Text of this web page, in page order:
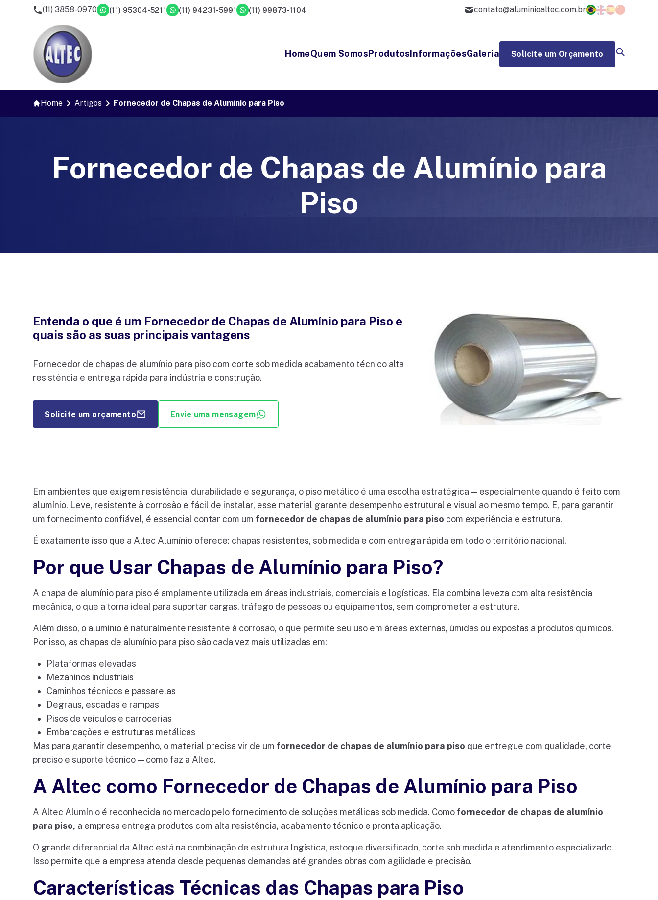
(11) 3858-0970 (11) 95304-5211 (11) 94231-5991 (11) 99873-1104 contato@aluminioaltec.com.br
HomeQuem SomosProdutosInformaçõesGaleria Solicite um Orçamento
Home Artigos Fornecedor de Chapas de Alumínio para Piso
Fornecedor de Chapas de Alumínio para
Piso
Entenda o que é um Fornecedor de Chapas de Alumínio para Piso e
quais são as suas principais vantagens
Fornecedor de chapas de alumínio para piso com corte sob medida acabamento técnico alta
resistência e entrega rápida para indústria e construção.
Solicite um orçamento Envie uma mensagem
Em ambientes que exigem resistência, durabilidade e segurança, o piso metálico é uma escolha estratégica — especialmente quando é feito com
alumínio. Leve, resistente à corrosão e fácil de instalar, esse material garante desempenho estrutural e visual ao mesmo tempo. E, para garantir
um fornecimento confiável, é essencial contar com um fornecedor de chapas de alumínio para piso com experiência e estrutura.
É exatamente isso que a Altec Alumínio oferece: chapas resistentes, sob medida e com entrega rápida em todo o território nacional.
Por que Usar Chapas de Alumínio para Piso?
A chapa de alumínio para piso é amplamente utilizada em áreas industriais, comerciais e logísticas. Ela combina leveza com alta resistência
mecânica, o que a torna ideal para suportar cargas, tráfego de pessoas ou equipamentos, sem comprometer a estrutura.
Além disso, o alumínio é naturalmente resistente à corrosão, o que permite seu uso em áreas externas, úmidas ou expostas a produtos químicos.
Por isso, as chapas de alumínio para piso são cada vez mais utilizadas em:
Plataformas elevadas
Mezaninos industriais
Caminhos técnicos e passarelas
Degraus, escadas e rampas
Pisos de veículos e carrocerias
Embarcações e estruturas metálicas
Mas para garantir desempenho, o material precisa vir de um fornecedor de chapas de alumínio para piso que entregue com qualidade, corte
preciso e suporte técnico — como faz a Altec.
A Altec como Fornecedor de Chapas de Alumínio para Piso
A Altec Alumínio é reconhecida no mercado pelo fornecimento de soluções metálicas sob medida. Como fornecedor de chapas de alumínio
para piso, a empresa entrega produtos com alta resistência, acabamento técnico e pronta aplicação.
O grande diferencial da Altec está na combinação de estrutura logística, estoque diversificado, corte sob medida e atendimento especializado.
Isso permite que a empresa atenda desde pequenas demandas até grandes obras com agilidade e precisão.
Características Técnicas das Chapas para Piso